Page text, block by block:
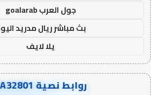
جول العرب goalarab
بث مباشر ريال مدريد
يلا لايف
روابط نصية AA32801